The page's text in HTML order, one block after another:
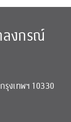
งกรณ์
รุงเทพฯ 10330